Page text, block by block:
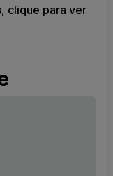
clique para ver